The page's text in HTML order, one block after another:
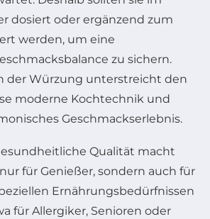
dosiert oder ergänzend zum
werden, um eine
zu sichern.
der Würzung unterstreicht den
moderne Kochtechnik und
Geschmackserlebnis.
Qualität macht
für Genießer, sondern auch für
Ernährungsbedürfnissen
für Allergiker, Senioren oder